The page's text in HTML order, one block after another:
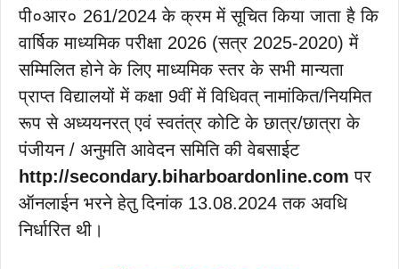
पी०आर० 261/2024 के क्रम में सूचित किया जाता है कि
वार्षिक माध्यमिक परीक्षा 2026 (सत्र 2025-2020) में
सम्मिलित होने के लिए माध्यमिक स्तर के सभी मान्यता
प्राप्त विद्यालयों में कक्षा 9वीं में विधिवत् नामांकित/नियमित
रूप से अध्ययनरत् एवं स्वतंत्र कोटि के छात्र/छात्रा के
पंजीयन / अनुमति आवेदन समिति की वेबसाईट
http://secondary.biharboardonline.comपर
ऑनलाईन भरने हेतु दिनांक 13.08.2024 तक अवधि
निर्धारित थी।